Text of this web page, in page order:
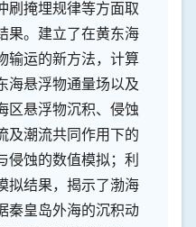
刷掩埋规律等方面取
果。建立了在黄东海
输运的新方法，计算
海悬浮物通量场以及
区悬浮物沉积、侵蚀
及潮流共同作用下的
侵蚀的数值模拟；利
拟结果，揭示了渤海
秦皇岛外海的沉积动